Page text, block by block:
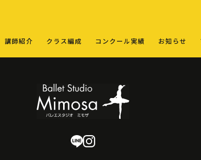
講師紹介 クラス編成 コンクール実績 お知らせ